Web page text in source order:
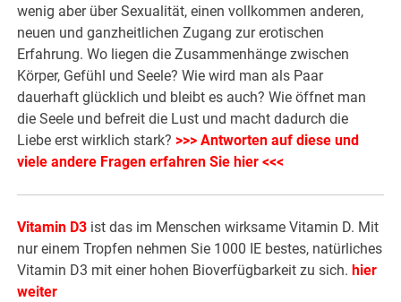
wenig aber über Sexualität, einen vollkommen anderen,
neuen und ganzheitlichen Zugang zur erotischen
Erfahrung. Wo liegen die Zusammenhänge zwischen
Körper, Gefühl und Seele? Wie wird man als Paar
dauerhaft glücklich und bleibt es auch? Wie öffnet man
die Seele und befreit die Lust und macht dadurch die
Liebe erst wirklich stark? >>> Antworten auf diese und
viele andere Fragen erfahren Sie hier <<<
Vitamin D3 ist das im Menschen wirksame Vitamin D. Mit
nur einem Tropfen nehmen Sie 1000 IE bestes, natürliches
Vitamin D3 mit einer hohen Bioverfügbarkeit zu sich. hier
weiter